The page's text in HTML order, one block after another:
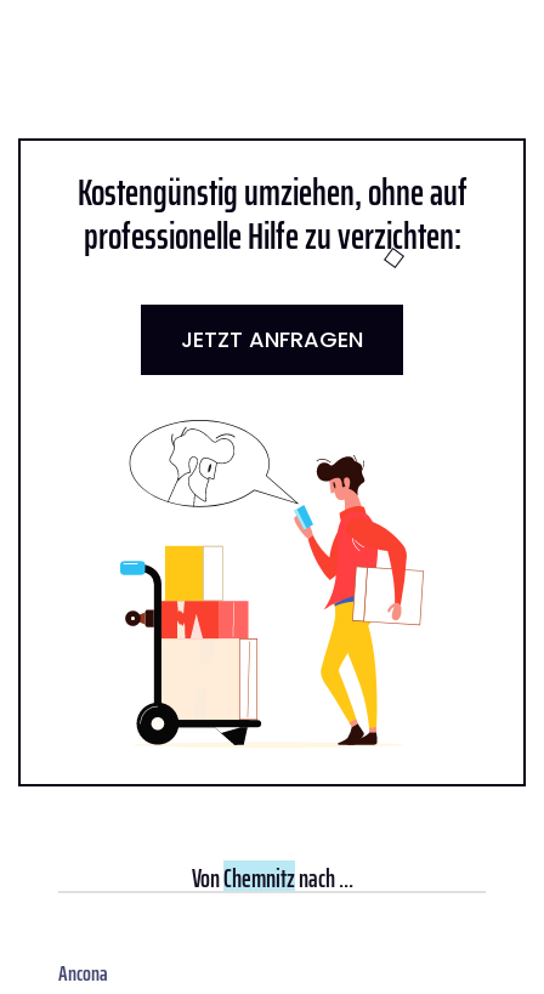
Kostengünstig umziehen, ohne auf
professionelle Hilfe zu verzichten:
JETZT ANFRAGEN
VonChemnitznach ...
Ancona